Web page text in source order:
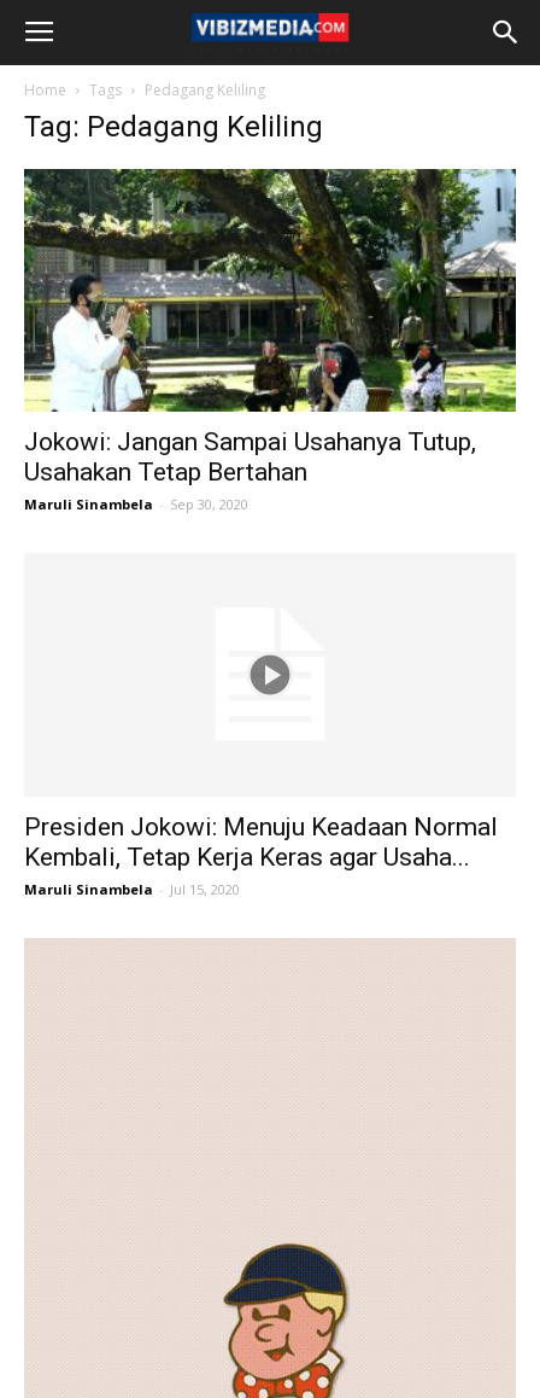
Home Tags Pedagang Keliling
Tag: Pedagang Keliling
Jokowi: Jangan Sampai Usahanya Tutup,
Usahakan Tetap Bertahan
Maruli Sinambela - Sep 30, 2020
Presiden Jokowi: Menuju Keadaan Normal
Kembali, Tetap Kerja Keras agar Usaha...
Maruli Sinambela - Jul 15, 2020